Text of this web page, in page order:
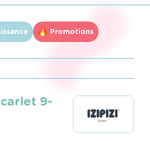
Promotions
9-